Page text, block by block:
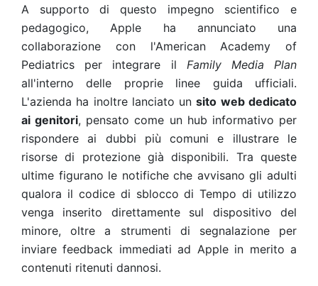
A supporto di questo impegno scientifico e
pedagogico, Apple ha annunciato una
collaborazione con l'American Academy of
Pediatrics per integrare il Family Media Plan
all'interno delle proprie linee guida ufficiali.
L'azienda ha inoltre lanciato unsito web dedicato
ai genitori, pensato come un hub informativo per
rispondere ai dubbi più comuni e illustrare le
risorse di protezione già disponibili. Tra queste
ultime figurano le notifiche che avvisano gli adulti
qualora il codice di sblocco di Tempo di utilizzo
venga inserito direttamente sul dispositivo del
minore, oltre a strumenti di segnalazione per
inviare feedback immediati ad Apple in merito a
contenuti ritenuti dannosi.